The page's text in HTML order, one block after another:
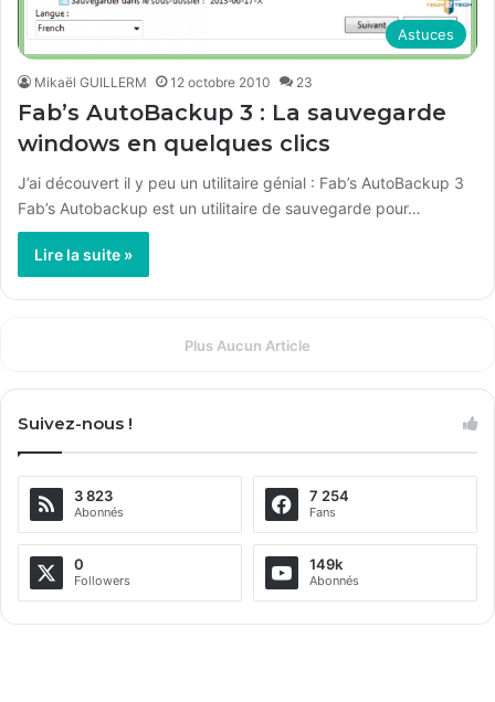
Astuces
Mikaël GUILLERM 12 octobre 2010 23
Fab’s AutoBackup 3 : La sauvegarde
windows en quelques clics
J’ai découvert il y peu un utilitaire génial : Fab’s AutoBackup 3
Fab’s Autobackup est un utilitaire de sauvegarde pour…
Lire la suite »
Plus Aucun Article
Suivez-nous !
3 823
Abonnés
7 254
Fans
0
Followers
149k
Abonnés